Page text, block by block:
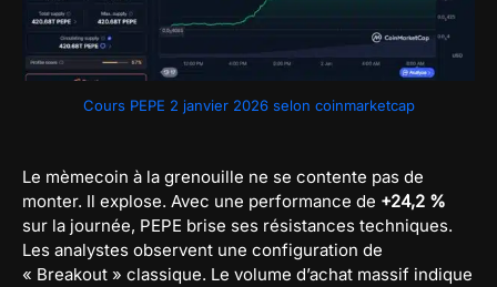
Cours PEPE 2 janvier 2026 selon coinmarketcap
Le mèmecoin à la grenouille ne se contente pas de
monter. Il explose. Avec une performance de +24,2 %
sur la journée, PEPE brise ses résistances techniques.
Les analystes observent une configuration de
« Breakout » classique. Le volume d’achat massif indique